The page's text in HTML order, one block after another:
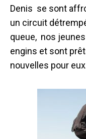
Denis se sont
un circuit
queue, nos
engins et sont
nouvelles pour